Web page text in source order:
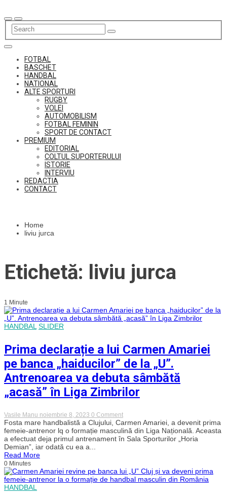
to
content
FOTBAL
BASCHET
HANDBAL
NATIONAL
ALTE SPORTURI
RUGBY
VOLEI
AUTOMOBILISM
FOTBAL FEMININ
SPORT DE CONTACT
PREMIUM
EDITORIAL
COLTUL SUPORTERULUI
ISTORIE
INTERVIU
REDACTIA
CONTACT
Home
liviu jurca
Etichetă: liviu jurca
1 Minute
HANDBAL SLIDER
Prima declarație a lui Carmen Amariei
pe banca „haiducilor” de la „U”.
Antrenoarea va debuta sâmbătă
„acasă” în Liga Zimbrilor
Vasile Manu noiembrie 8, 2023 0 Commenton
Prima
declarație
a
lui
banca
„haiducilor”
de
Fosta mare handbalistă a Clujului, Carmen Amariei, a devenit prima
femeie-antrenor lq o formație masculină din Liga Națională. Aceasta
a efectuat deja primul antrenament în Sala Sporturilor „Horia
Demian”, iar odată cu ea a...
Read More
0 Minutes
HANDBAL